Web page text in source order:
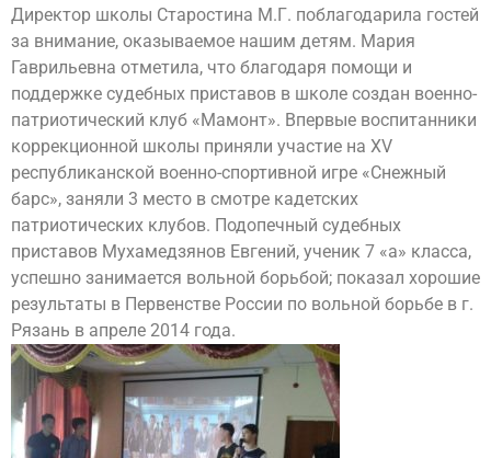
Директор школы Старостина М.Г. поблагодарила гостей
за внимание, оказываемое нашим детям. Мария
Гаврильевна отметила, что благодаря помощи и
поддержке судебных приставов в школе создан военно-
патриотический клуб «Мамонт». Впервые воспитанники
коррекционной школы приняли участие на XV
республиканской военно-спортивной игре «Снежный
барс», заняли 3 место в смотре кадетских
патриотических клубов. Подопечный судебных
приставов Мухамедзянов Евгений, ученик 7 «а» класса,
успешно занимается вольной борьбой; показал хорошие
результаты в Первенстве России по вольной борьбе в г.
Рязань в апреле 2014 года.